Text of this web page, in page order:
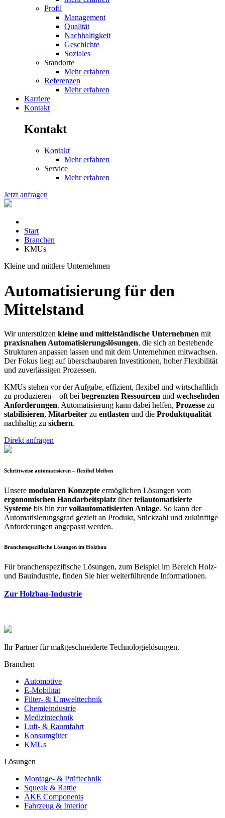
Profil
Management
Qualität
Nachhaltigkeit
Geschichte
Soziales
Standorte
Mehr erfahren
Referenzen
Mehr erfahren
Karriere
Kontakt
Kontakt
Kontakt
Mehr erfahren
Service
Mehr erfahren
Jetzt anfragen
Start
Branchen
KMUs
Kleine und mittlere Unternehmen
Automatisierung für den
Mittelstand
Wir unterstützen kleine und mittelständische Unternehmen mit
praxisnahen Automatisierungslösungen, die sich an bestehende
Strukturen anpassen lassen und mit dem Unternehmen mitwachsen.
Der Fokus liegt auf überschaubaren Investitionen, hoher Flexibilität
und zuverlässigen Prozessen.
KMUs stehen vor der Aufgabe, effizient, flexibel und wirtschaftlich
zu produzieren – oft bei begrenzten Ressourcen und wechselnden
Anforderungen. Automatisierung kann dabei helfen, Prozesse zu
stabilisieren, Mitarbeiter zu entlasten und die Produktqualität
nachhaltig zu sichern.
Direkt anfragen
Schrittweise automatisieren – flexibel bleiben
Unsere modularen Konzepte ermöglichen Lösungen vom
ergonomischen Handarbeitsplatz überteilautomatisierte
Systeme bis hin zurvollautomatisierten Anlage. So kann der
Automatisierungsgrad gezielt an Produkt, Stückzahl und zukünftige
Anforderungen angepasst werden.
Branchenspezifische Lösungen im Holzbau
Für branchenspezifische Lösungen, zum Beispiel im Bereich Holz-
und Bauindustrie, finden Sie hier weiterführende Informationen.
Zur Holzbau-Industrie
Ihr Partner für maßgeschneiderte Technologielösungen.
Branchen
Automotive
E-Mobilität
Filter- & Umwelttechnik
Chemieindustrie
Medizintechnik
Luft- & Raumfahrt
Konsumgüter
KMUs
Lösungen
Montage- & Prüftechnik
Squeak & Rattle
AKE Components
Fahrzeug & Interior